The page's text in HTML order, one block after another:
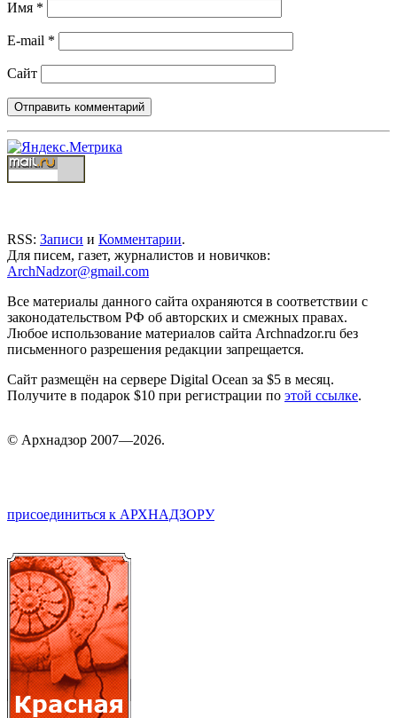
Имя *
E-mail *
Сайт
RSS: Записи и Комментарии.
Для писем, газет, журналистов и новичков:
ArchNadzor@gmail.com
Все материалы данного сайта охраняются в соответствии с
законодательством РФ об авторских и смежных правах.
Любое использование материалов сайта Archnadzor.ru без
письменного разрешения редакции запрещается.
Сайт размещён на сервере Digital Ocean за $5 в месяц.
Получите в подарок $10 при регистрации по этой ссылке.
© Архнадзор 2007—2026.
присоединиться к АРХНАДЗОРУ